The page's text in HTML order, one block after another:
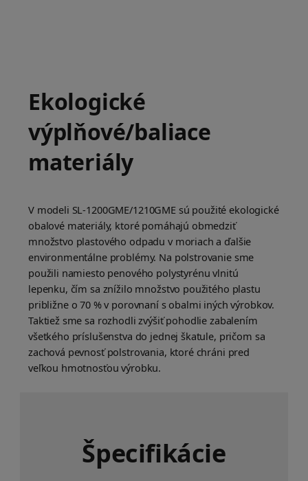
Ekologické
výplňové/baliace
materiály
V modeli SL-1200GME/1210GME sú použité ekologické
obalové materiály, ktoré pomáhajú obmedziť
množstvo plastového odpadu v moriach a ďalšie
environmentálne problémy. Na polstrovanie sme
použili namiesto penového polystyrénu vlnitú
lepenku, čím sa znížilo množstvo použitého plastu
približne o 70 % v porovnaní s obalmi iných výrobkov.
Taktiež sme sa rozhodli zvýšiť pohodlie zabalením
všetkého príslušenstva do jednej škatule, pričom sa
zachová pevnosť polstrovania, ktoré chráni pred
veľkou hmotnosťou výrobku.
Špecifikácie